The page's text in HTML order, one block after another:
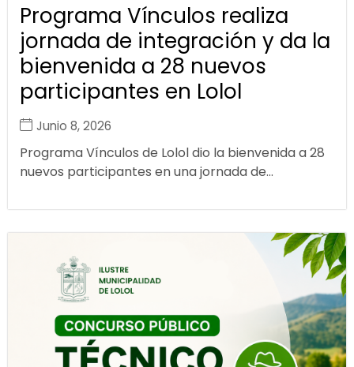
Programa Vínculos realiza
jornada de integración y da la
bienvenida a 28 nuevos
participantes en Lolol
Junio 8, 2026
Programa Vínculos de Lolol dio la bienvenida a 28
nuevos participantes en una jornada de...